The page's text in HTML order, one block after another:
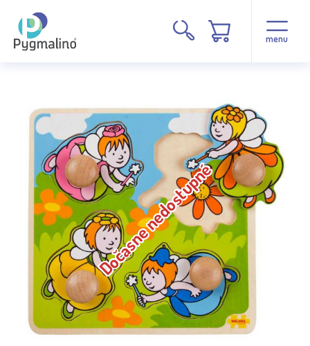
menu
Dočasne nedostupné